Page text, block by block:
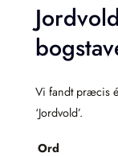
Vi fandt præcis
‘Jordvold’.
Ord